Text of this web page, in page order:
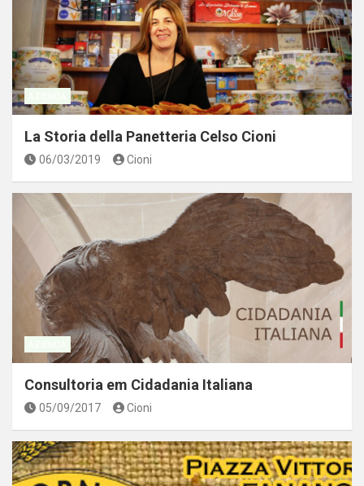
La Storia della Panetteria Celso Cioni
06/03/2019 Cioni
Consultoria em Cidadania Italiana
05/09/2017 Cioni